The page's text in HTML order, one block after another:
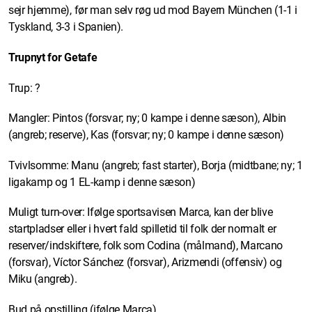
sejr hjemme), før man selv røg ud mod Bayern München (1-1 i
Tyskland, 3-3 i Spanien).
Trupnyt for Getafe
Trup: ?
Mangler: Pintos (forsvar; ny; 0 kampe i denne sæson), Albin
(angreb; reserve), Kas (forsvar; ny; 0 kampe i denne sæson)
Tvivlsomme: Manu (angreb; fast starter), Borja (midtbane; ny; 1
ligakamp og 1 EL-kamp i denne sæson)
Muligt turn-over: Ifølge sportsavisen Marca, kan der blive
startpladser eller i hvert fald spilletid til folk der normalt er
reserver/indskiftere, folk som Codina (målmand), Marcano
(forsvar), Víctor Sánchez (forsvar), Arizmendi (offensiv) og
Miku (angreb).